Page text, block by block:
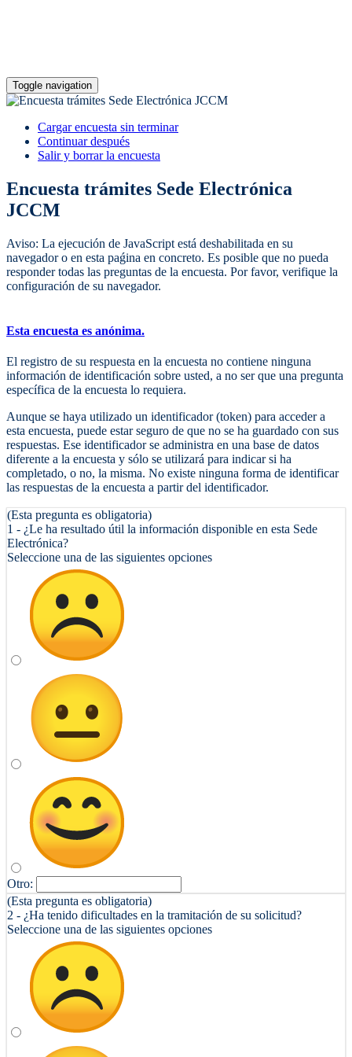
Toggle navigation
Cargar encuesta sin terminar
Continuar después
Salir y borrar la encuesta
Encuesta trámites Sede Electrónica
JCCM
Aviso: La ejecución de JavaScript está deshabilitada en su
navegador o en esta paǵina en concreto. Es posible que no pueda
responder todas las preguntas de la encuesta. Por favor, verifique la
configuración de su navegador.
Esta encuesta es anónima.
El registro de su respuesta en la encuesta no contiene ninguna
información de identificación sobre usted, a no ser que una pregunta
específica de la encuesta lo requiera.
Aunque se haya utilizado un identificador (token) para acceder a
esta encuesta, puede estar seguro de que no se ha guardado con sus
respuestas. Ese identificador se administra en una base de datos
diferente a la encuesta y sólo se utilizará para indicar si ha
completado, o no, la misma. No existe ninguna forma de identificar
las respuestas de la encuesta a partir del identificador.
(Esta pregunta es obligatoria)
1 - ¿Le ha resultado útil la información disponible en esta Sede
Electrónica?
Seleccione una de las siguientes opciones
Otro:
(Esta pregunta es obligatoria)
2 - ¿Ha tenido dificultades en la tramitación de su solicitud?
Seleccione una de las siguientes opciones